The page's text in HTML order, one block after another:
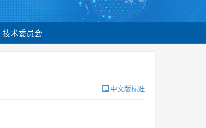
技术委员会
中文版标准